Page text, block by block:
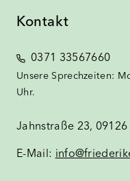
Kontakt
0371 33567660
Unsere Sprechzeiten:
Uhr.
Jahnstraße 23,
E-Mail: